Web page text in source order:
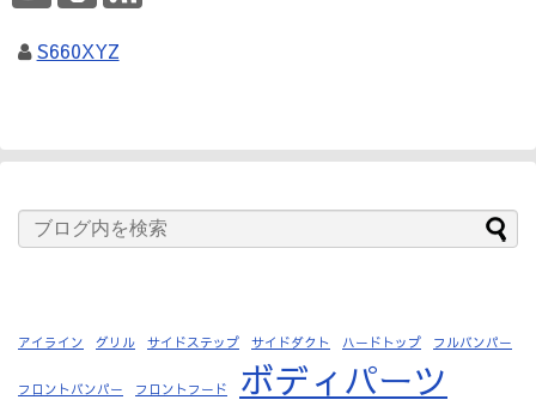
S660XYZ
アイライン グリル サイドステップ サイドダクト ハードトップ フルバンパー
フロントバンパー フロントフード ボディパーツ